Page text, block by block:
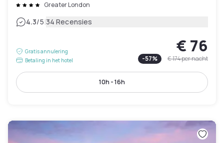
Greater London
4.3/5|34 Recensies
Gratis annulering
Betaling in het hotel
€ 76
-57% € 174per nacht
10h - 16h